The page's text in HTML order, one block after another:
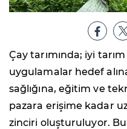
Çay tarımında; iyi
uygulamalar hedef
sağlığına, eğitim ve
pazara erişime kadar
zinciri oluşturuluyor. Bu